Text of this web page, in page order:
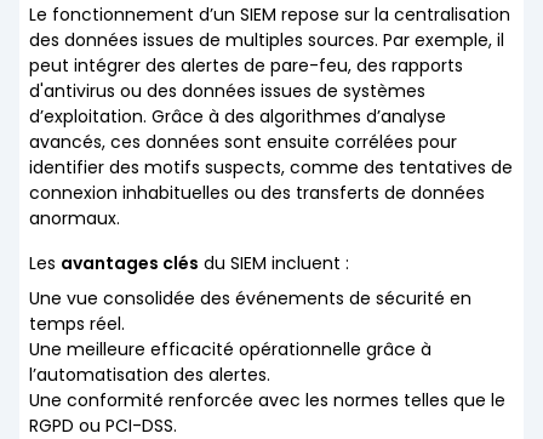
Le fonctionnement d’un SIEM repose sur la centralisation
des données issues de multiples sources. Par exemple, il
peut intégrer des alertes de pare-feu, des rapports
d'antivirus ou des données issues de systèmes
d’exploitation. Grâce à des algorithmes d’analyse
avancés, ces données sont ensuite corrélées pour
identifier des motifs suspects, comme des tentatives de
connexion inhabituelles ou des transferts de données
anormaux.
Les avantages clés du SIEM incluent :
Une vue consolidée des événements de sécurité en
temps réel.
Une meilleure efficacité opérationnelle grâce à
l’automatisation des alertes.
Une conformité renforcée avec les normes telles que le
RGPD ou PCI-DSS.